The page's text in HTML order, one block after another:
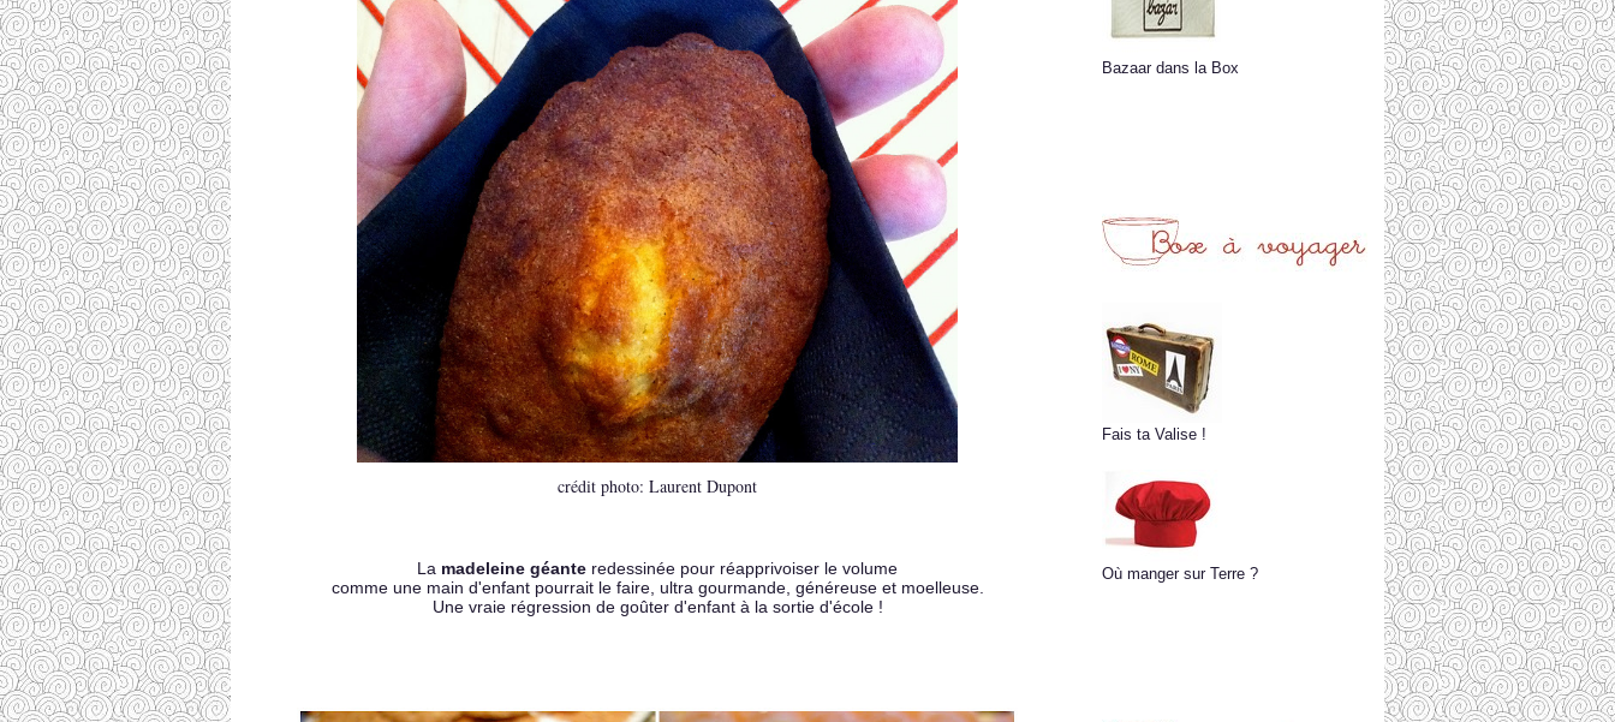
crédit photo: Laurent Dupont
La madeleine géante redessinée pour réapprivoiser le volume
comme une main d'enfant pourrait le faire, ultra gourmande, généreuse et moelleuse.
Une vraie régression de goûter d'enfant à la sortie d'école !
Bazaar dans la Box
Fais ta Valise !
Où manger sur Terre ?